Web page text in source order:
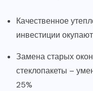
Качественное
инвестиции
Замена старых
стеклопакеты –
25%